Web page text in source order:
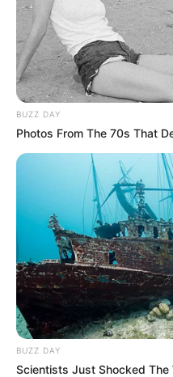
****
COMPARTIR
BUZZ DAY
Photos From The 70s That
BUZZ DAY
Scientists Just Shocked The